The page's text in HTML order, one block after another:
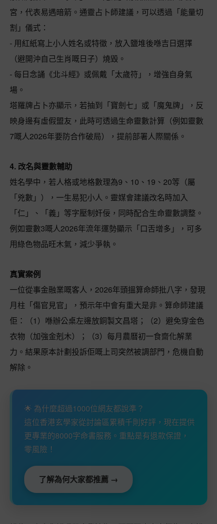
宮，代表易遇暗箭。通靈占卜師建議，可以透過「能量切
割」儀式：
- 用紅紙寫上小人姓名或特徵，放入鹽堆後喺吉日選擇
（避開沖自己生肖嘅日子）燒毀。
- 每日念誦《北斗經》或佩戴「太歲符」，增強自身氣
場。
塔羅牌占卜亦顯示，若抽到「寶劍七」或「魔鬼牌」，反
映身邊有虛假盟友，此時可透過生命靈數計算（例如靈數
7嘅人2026年要防合作破局），提前部署人際關係。
4. 改名與靈數輔助
姓名學中，若人格或地格數理為9、10、19、20等（屬
「兇數」），一生易犯小人。靈媒會建議改名時加入
「仁」、「義」等字壓制奸佞，同時配合生命靈數調整。
例如靈數3嘅人2026年流年運勢顯示「口舌增多」，可多
用綠色物品旺木氣，減少爭執。
真實案例
一位從事金融業嘅客人，2026年頭搵算命師批八字，發現
月柱「傷官見官」，預示年中會有重大是非。算命師建議
佢：（1）喺辦公桌左邊放銅製文昌塔；（2）避免穿金色
衣物（加強金剋木）；（3）每月農曆初一食齋化解業
力。結果原本計劃投訴佢嘅上司突然被調部門，危機自動
解除。
🌟 為什麼超過1000位網友都說準？
這位香港玄學家從討論區累積千則好評，現在提供
更專業的8000字命書服務。重點是有退款保證，
零風險！
了解為何大家都推薦 →